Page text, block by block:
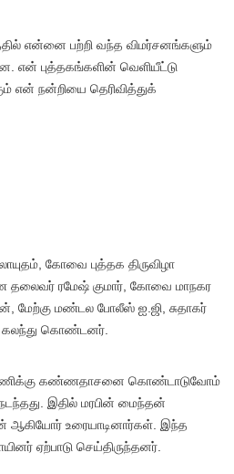
என்னை பற்றி வந்த விமர்சனங்களும்
என் புத்தகங்களின் வெளியீட்டு
என் நன்றியை தெரிவித்துக்
கோவை புத்தக திருவிழா
ரமேஷ் குமார், கோவை மாநகர
மேற்கு மண்டல போலீஸ் ஐ.ஜி, சுதாகர்
கலந்து கொண்டனர்.
கண்ணதாசனை கொண்டாடுவோம்
இதில் மரபின் மைந்தன்
உரையாடினார்கள். இந்த
ஏற்பாடு செய்திருந்தனர்.